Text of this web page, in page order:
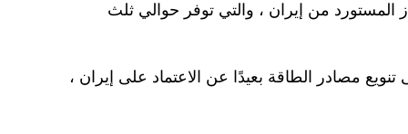
المستورد من إيران ، والتي توفر حوالي ثلث
تنويع مصادر الطاقة بعيدًا عن الاعتماد على إيران ،